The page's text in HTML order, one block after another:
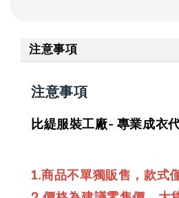
注意事項
注意事項
比緹服裝工廠- 專業成衣
1.商品不單獨販售，款式